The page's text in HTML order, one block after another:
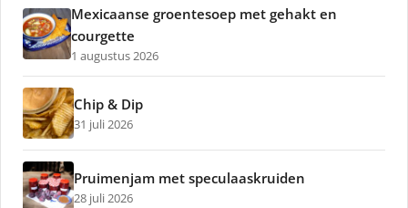
Mexicaanse groentesoep met gehakt en
courgette
1 augustus 2026
Chip & Dip
31 juli 2026
Pruimenjam met speculaaskruiden
28 juli 2026